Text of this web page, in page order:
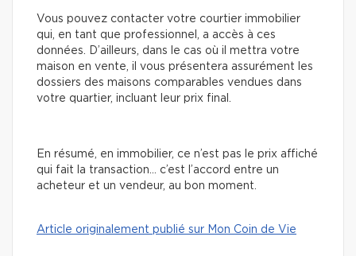
Vous pouvez contacter votre courtier immobilier
qui, en tant que professionnel, a accès à ces
données. D’ailleurs, dans le cas où il mettra votre
maison en vente, il vous présentera assurément les
dossiers des maisons comparables vendues dans
votre quartier, incluant leur prix final.
En résumé, en immobilier, ce n’est pas le prix affiché
qui fait la transaction… c’est l’accord entre un
acheteur et un vendeur, au bon moment.
Article originalement publié sur Mon Coin de Vie